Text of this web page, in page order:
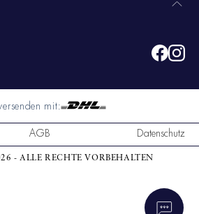
mit:
AGB Datenschutz
- ALLE RECHTE VORBEHALTEN